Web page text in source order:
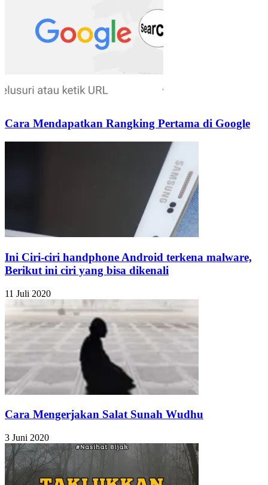
Cara Mendapatkan Rangking Pertama di Google
Ini Ciri-ciri handphone Android terkena malware,
Berikut ini ciri yang bisa dikenali
11 Juli 2020
Cara Mengerjakan Salat Sunah Wudhu
3 Juni 2020